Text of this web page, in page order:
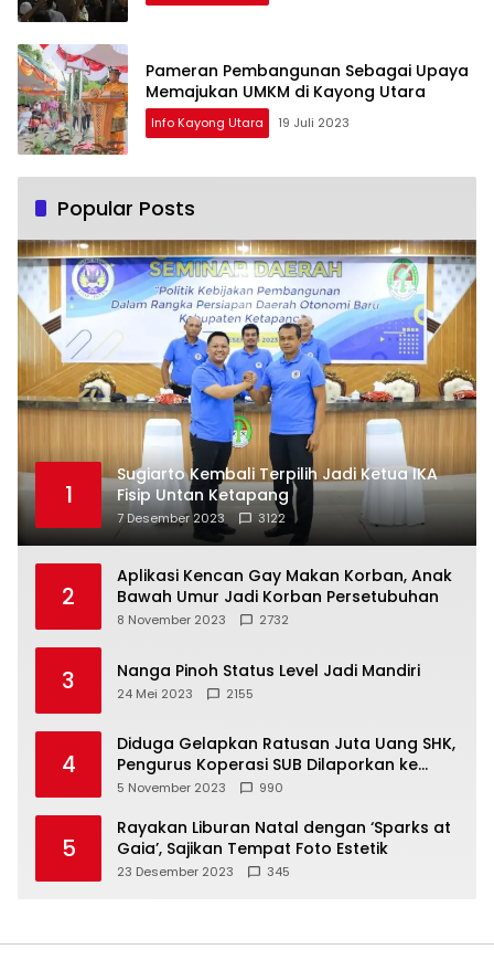
Pameran Pembangunan Sebagai Upaya
Memajukan UMKM di Kayong Utara
Info Kayong Utara 19 Juli 2023
Popular Posts
1
Sugiarto Kembali Terpilih Jadi Ketua IKA
Fisip Untan Ketapang
7 Desember 2023 3122
2
Aplikasi Kencan Gay Makan Korban, Anak
Bawah Umur Jadi Korban Persetubuhan
8 November 2023 2732
3 Nanga Pinoh Status Level Jadi Mandiri
24 Mei 2023 2155
4
Diduga Gelapkan Ratusan Juta Uang SHK,
Pengurus Koperasi SUB Dilaporkan ke
Polisi
5 November 2023 990
5
Rayakan Liburan Natal dengan ‘Sparks at
Gaia’, Sajikan Tempat Foto Estetik
23 Desember 2023 345